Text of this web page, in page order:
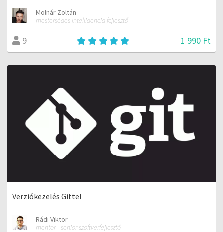
Molnár Zoltán
mesterséges intelligencia fejlesztő
9 1 990 Ft
Verziókezelés Gittel
Rádi Viktor
mentor - senior szoftverfejlesztő